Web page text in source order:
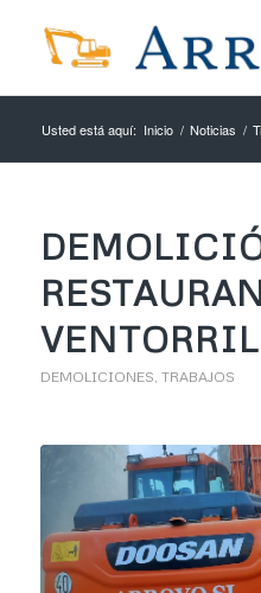
Usted está aquí: Inicio / Noticias /
DEMOLICIONES, TRABAJOS